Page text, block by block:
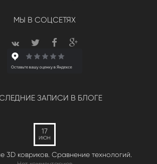
МЫ В СОЦСЕТЯХ
ЗАПИСИ В БЛОГЕ
17
ИЮН
3D ковриков. Сравнение технологий.